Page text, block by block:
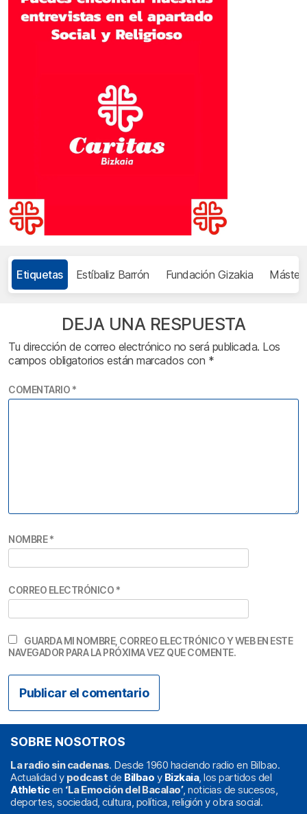
Etiquetas Estíbaliz Barrón Fundación Gizakia Máster
DEJA UNA RESPUESTA
Tu dirección de correo electrónico no será publicada. Los
campos obligatorios están marcados con *
COMENTARIO *
NOMBRE*
CORREO ELECTRÓNICO *
GUARDA MI NOMBRE, CORREO ELECTRÓNICO Y WEB EN ESTE
NAVEGADOR PARA LA PRÓXIMA VEZ QUE COMENTE.
SOBRE NOSOTROS
La radio sin cadenas. Desde 1960 haciendo radio en Bilbao.
Actualidad y podcast de Bilbao y Bizkaia, los partidos del
Athleticen ‘La Emoción del Bacalao’, noticias de sucesos,
deportes, sociedad, cultura, política, religión y obra social.